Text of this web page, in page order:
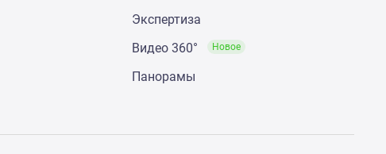
Экспертиза
Видео 360°
Новое
Панорамы